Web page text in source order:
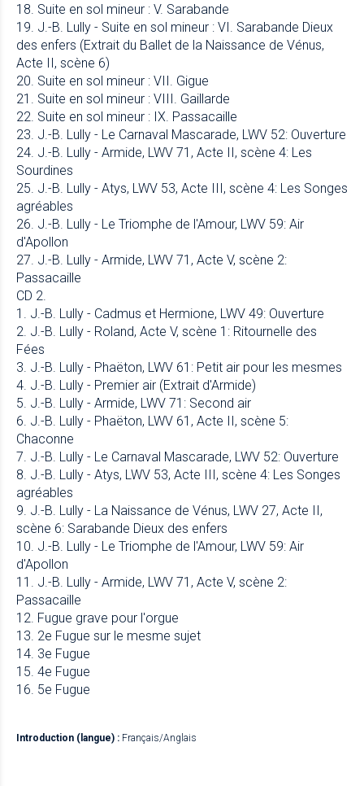
18. Suite en sol mineur : V. Sarabande
19. J.-B. Lully - Suite en sol mineur : VI. Sarabande Dieux
des enfers (Extrait du Ballet de la Naissance de Vénus,
Acte II, scène 6)
20. Suite en sol mineur : VII. Gigue
21. Suite en sol mineur : VIII. Gaillarde
22. Suite en sol mineur : IX. Passacaille
23. J.-B. Lully - Le Carnaval Mascarade, LWV 52: Ouverture
24. J.-B. Lully - Armide, LWV 71, Acte II, scène 4: Les
Sourdines
25. J.-B. Lully - Atys, LWV 53, Acte III, scène 4: Les Songes
agréables
26. J.-B. Lully - Le Triomphe de l'Amour, LWV 59: Air
d'Apollon
27. J.-B. Lully - Armide, LWV 71, Acte V, scène 2:
Passacaille
CD 2.
1. J.-B. Lully - Cadmus et Hermione, LWV 49: Ouverture
2. J.-B. Lully - Roland, Acte V, scène 1: Ritournelle des
Fées
3. J.-B. Lully - Phaëton, LWV 61: Petit air pour les mesmes
4. J.-B. Lully - Premier air (Extrait d'Armide)
5. J.-B. Lully - Armide, LWV 71: Second air
6. J.-B. Lully - Phaëton, LWV 61, Acte II, scène 5:
Chaconne
7. J.-B. Lully - Le Carnaval Mascarade, LWV 52: Ouverture
8. J.-B. Lully - Atys, LWV 53, Acte III, scène 4: Les Songes
agréables
9. J.-B. Lully - La Naissance de Vénus, LWV 27, Acte II,
scène 6: Sarabande Dieux des enfers
10. J.-B. Lully - Le Triomphe de l'Amour, LWV 59: Air
d'Apollon
11. J.-B. Lully - Armide, LWV 71, Acte V, scène 2:
Passacaille
12. Fugue grave pour l'orgue
13. 2e Fugue sur le mesme sujet
14. 3e Fugue
15. 4e Fugue
16. 5e Fugue
Introduction (langue) : Français/Anglais